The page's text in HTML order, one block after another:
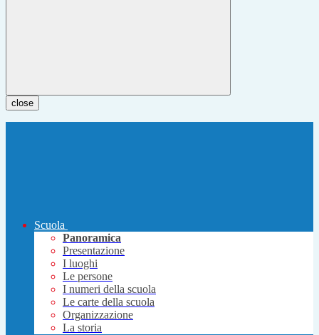
close
Scuola
Panoramica
Presentazione
I luoghi
Le persone
I numeri della scuola
Le carte della scuola
Organizzazione
La storia